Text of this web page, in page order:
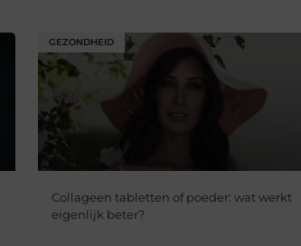
GEZONDHEID
Collageen tabletten of poeder: wat werkt
eigenlijk beter?